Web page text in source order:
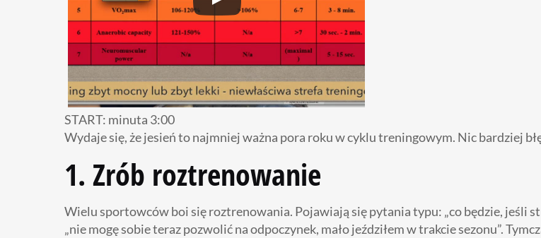
START: minuta 3:00
Wydaje się, że jesień to najmniej ważna pora roku w cyklu treningowym. Nic bardziej
1. Zrób roztrenowanie
Wielu sportowców boi się roztrenowania. Pojawiają się pytania typu: „co będzie, jeśli
„nie mogę sobie teraz pozwolić na odpoczynek, mało jeździłem w trakcie sezonu”.